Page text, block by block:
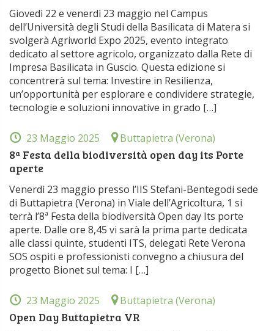
Giovedì 22 e venerdì 23 maggio nel Campus
dell’Università degli Studi della Basilicata di Matera si
svolgerà Agriworld Expo 2025, evento integrato
dedicato al settore agricolo, organizzato dalla Rete di
Impresa Basilicata in Guscio. Questa edizione si
concentrerà sul tema: Investire in Resilienza,
un’opportunità per esplorare e condividere strategie,
tecnologie e soluzioni innovative in grado […]
23 Maggio 2025 Buttapietra (Verona)
8ª Festa della biodiversità open day its Porte
aperte
Venerdì 23 maggio presso l’IIS Stefani-Bentegodi sede
di Buttapietra (Verona) in Viale dell’Agricoltura, 1 si
terrà l’8ª Festa della biodiversità Open day Its porte
aperte. Dalle ore 8,45 vi sarà la prima parte dedicata
alle classi quinte, studenti ITS, delegati Rete Verona
SOS ospiti e professionisti convegno a chiusura del
progetto Bionet sul tema: I […]
23 Maggio 2025 Buttapietra (Verona)
Open Day Buttapietra VR